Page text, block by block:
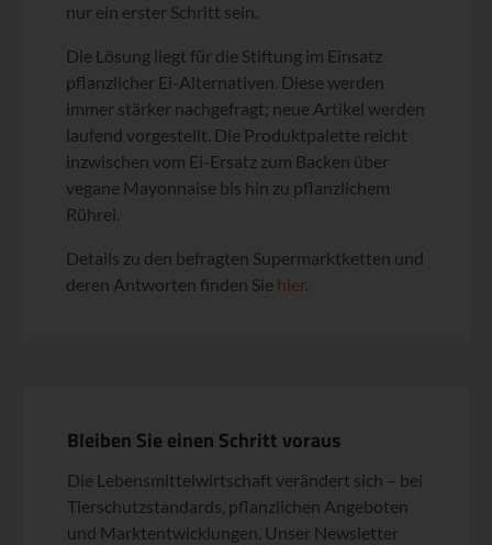
nur ein erster Schritt sein.
Die Lösung liegt für die Stiftung im Einsatz
pflanzlicher Ei-Alternativen. Diese werden
immer stärker nachgefragt; neue Artikel werden
laufend vorgestellt. Die Produktpalette reicht
inzwischen vom Ei-Ersatz zum Backen über
vegane Mayonnaise bis hin zu pflanzlichem
Rührei.
Details zu den befragten Supermarktketten und
deren Antworten finden Sie hier.
Bleiben Sie einen Schritt voraus
Die Lebensmittelwirtschaft verändert sich – bei
Tierschutzstandards, pflanzlichen Angeboten
und Marktentwicklungen. Unser Newsletter